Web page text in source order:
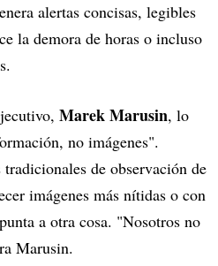
alertas concisas, legibles
la demora de horas o incluso
Marek Marusin, lo
no imágenes".
de observación de
imágenes más nítidas o con
a otra cosa. "Nosotros no
Marusin.